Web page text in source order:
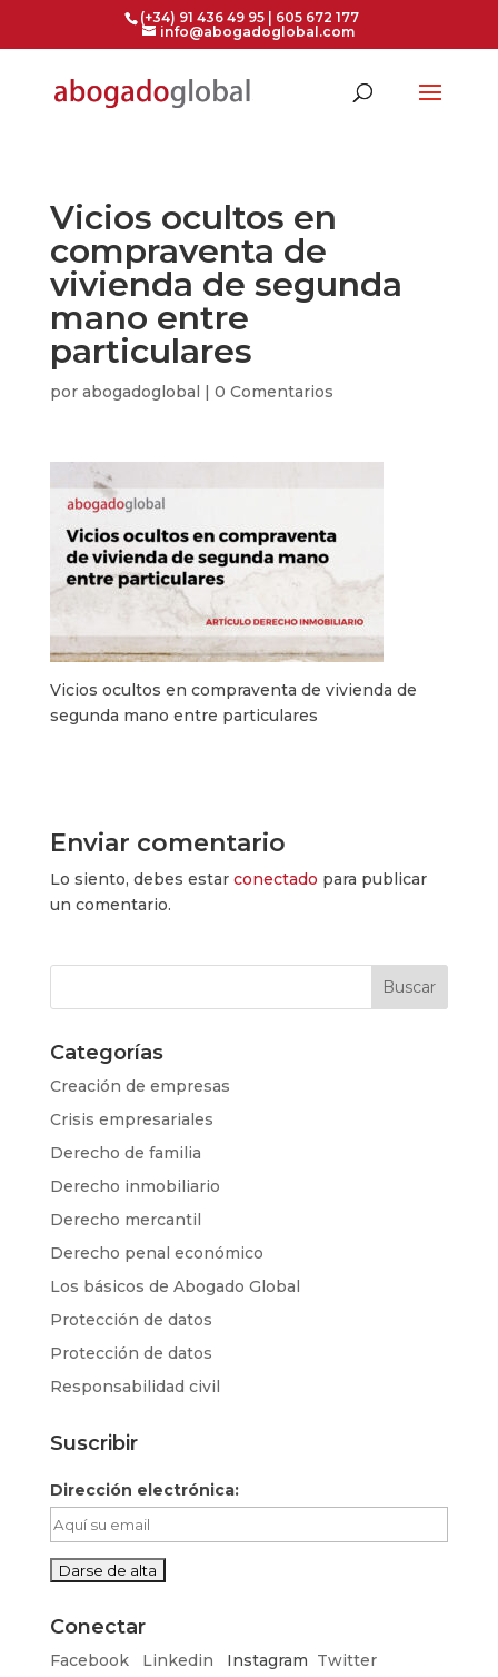
(+34) 91 436 49 95 | 605 672 177
info@abogadoglobal.com
Vicios ocultos en
compraventa de
vivienda de segunda
mano entre
particulares
por abogadoglobal | 0 Comentarios
Vicios ocultos en compraventa de vivienda de
segunda mano entre particulares
Enviar comentario
Lo siento, debes estar conectado para publicar
un comentario.
Categorías
Creación de empresas
Crisis empresariales
Derecho de familia
Derecho inmobiliario
Derecho mercantil
Derecho penal económico
Los básicos de Abogado Global
Protección de datos
Protección de datos
Responsabilidad civil
Suscribir
Dirección electrónica:
Conectar
Facebook Linkedin Instagram Twitter